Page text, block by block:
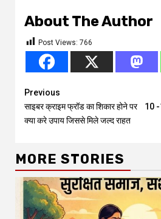
About The Author
Post Views: 766
Continue
Reading
Previous
साइबर क्राइम फ्रॉड का शिकार होने पर
क्या करे उपाय जिससे मिले जल्द राहत
10 -
MORE STORIES